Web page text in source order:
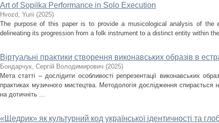
Art of Sopilka Performance in Solo Execution
Нvozd, Yurii (2025)
The purpose of this paper is to provide a musicological analysis of the
delineating its progression from a folk instrument to a distinct entity within
Віртуальні практики створення виконавських образів в
Бондарчук, Сергій Володимирович (2025)
Мета статті – дослідити особливості репрезентації виконавських
практиках музичного мистецтва. Методологія дослідження спирається
на дотичніть ...
«Щедрик» як культурний код української ідентичності та